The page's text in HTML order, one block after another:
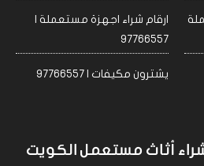
ارقام شراء اجهزة مستعملة |
97766557
يشترون مكيفات | 97766557
أثاث مستعمل الكويت